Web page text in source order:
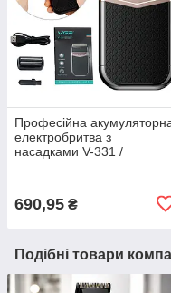
Професійна
електробритва з
насадками V-331 /
690,95 ₴
Подібні товари